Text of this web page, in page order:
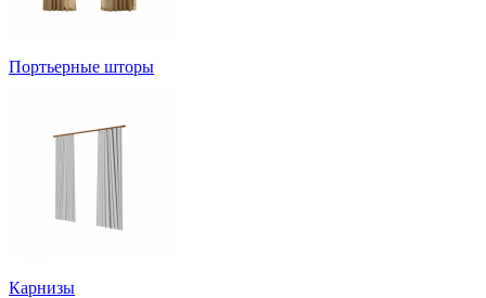
Портьерные шторы
Карнизы